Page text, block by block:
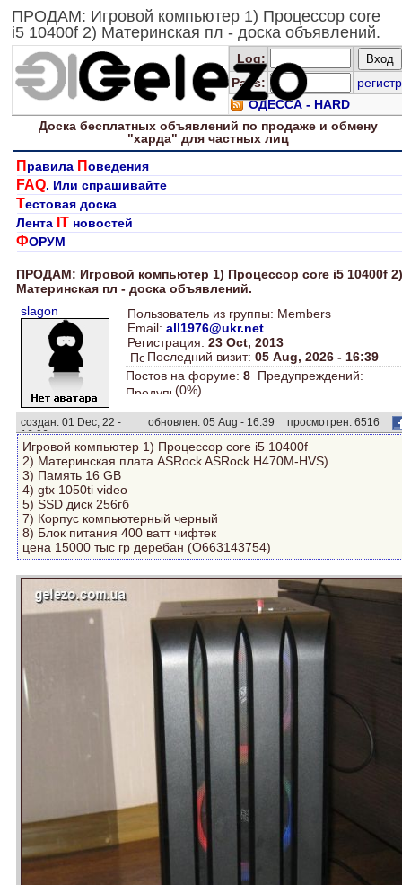
ПРОДАМ: Игровой компьютер 1) Процессор core
i5 10400f 2) Материнская пл - доска объявлений.
Log:
Pass:
регистр
ОДЕССА - HARD
Доскабесплатных объявлений по продаже и обмену
"харда" длячастных лиц
П равила Поведения
FAQ. Или спрашивайте
Тестовая доска
Лента IT новостей
ФОРУМ
ПРОДАМ: Игровой компьютер 1) Процессор core i5 10400f 2)
Материнская пл - доска объявлений.
slagon
Пользователь из группы: Members
Email: all1976@ukr.net
Регистрация: 23 Oct, 2013
Последний визит: 05 Aug, 2026 - 16:39
Постов на форуме: 8 Предупреждений:
(0%)
создан: 01 Dec, 22 -
16:06
обновлен: 05 Aug - 16:39
просмотрен: 6516
раз.
Игровой компьютер 1) Процессор core i5 10400f
2) Материнская плата ASRock ASRock H470M-HVS)
3) Память 16 GB
4) gtx 1050ti video
5) SSD диск 256гб
7) Корпус компьютерный черный
8) Блок питания 400 ватт чифтек
цена 15000 тыс гр деребан (O663143754)